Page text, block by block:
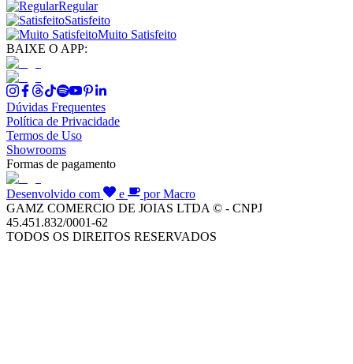
Regular
Satisfeito
Muito Satisfeito
BAIXE O APP:
Dúvidas Frequentes
Política de Privacidade
Termos de Uso
Showrooms
Formas de pagamento
Desenvolvido com e
por Macro
GAMZ COMERCIO DE JOIAS LTDA © - CNPJ
45.451.832/0001-62
TODOS OS DIREITOS RESERVADOS